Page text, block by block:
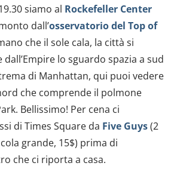
siamo al Rockefeller Center
dall’osservatorio del Top of
che il sole cala, la città si
lo sguardo spazia a sud
di Manhattan, qui puoi vedere
che comprende il polmone
Bellissimo! Per cena ci
di Times Square da Five Guys(2
grande, 15$) prima di
che ci riporta a casa.